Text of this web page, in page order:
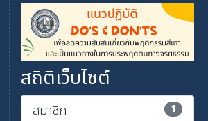
สถิติเว็บไซต์
สมาชิก 1